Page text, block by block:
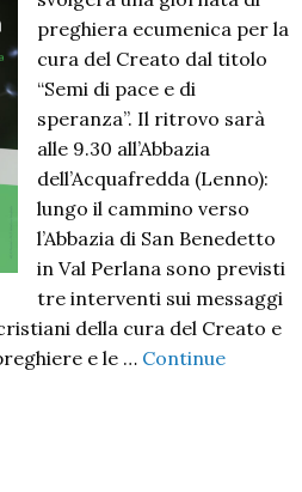
preghiera ecumenica per la
cura del Creato dal titolo
“Semi di pace e di
speranza”. Il ritrovo sarà
alle 9.30 all’Abbazia
dell’Acquafredda (Lenno):
lungo il cammino verso
l’Abbazia di San Benedetto
in Val Perlana sono previsti
tre interventi sui messaggi
della cura del Creato e
e le … Continue